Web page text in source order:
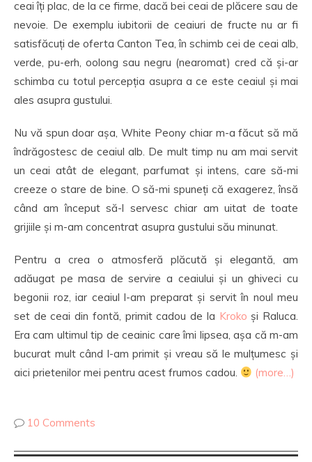
ceai îți plac, de la ce firme, dacă bei ceai de plăcere sau de
nevoie. De exemplu iubitorii de ceaiuri de fructe nu ar fi
satisfăcuți de oferta Canton Tea, în schimb cei de ceai alb,
verde, pu-erh, oolong sau negru (nearomat) cred că și-ar
schimba cu totul percepția asupra a ce este ceaiul și mai
ales asupra gustului.
Nu vă spun doar așa, White Peony chiar m-a făcut să mă
îndrăgostesc de ceaiul alb. De mult timp nu am mai servit
un ceai atât de elegant, parfumat și intens, care să-mi
creeze o stare de bine. O să-mi spuneți că exagerez, însă
când am început să-l servesc chiar am uitat de toate
grijiile și m-am concentrat asupra gustului său minunat.
Pentru a crea o atmosferă plăcută și elegantă, am
adăugat pe masa de servire a ceaiului și un ghiveci cu
begonii roz, iar ceaiul l-am preparat și servit în noul meu
set de ceai din fontă, primit cadou de la Kroko și Raluca.
Era cam ultimul tip de ceainic care îmi lipsea, așa că m-am
bucurat mult când l-am primit și vreau să le mulțumesc și
aici prietenilor mei pentru acest frumos cadou.
(more…)
10 Comments